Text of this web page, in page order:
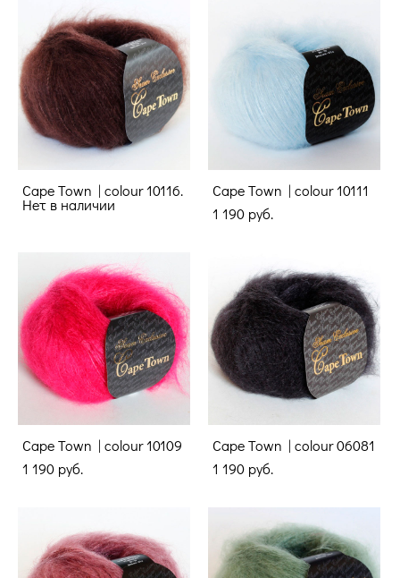
Cape Town | colour 10116.
Нет в наличии
Cape Town | colour 10111
1 190 pуб.
Cape Town | colour 10109
1 190 pуб.
Cape Town | colour 06081
1 190 pуб.